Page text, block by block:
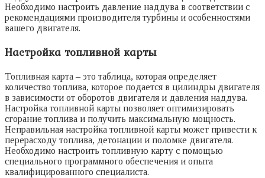
Необходимо настроить давление наддува в соответствии с
рекомендациями производителя турбины и особенностями
вашего двигателя.
Настройка топливной карты
Топливная карта – это таблица, которая определяет
количество топлива, которое подается в цилиндры двигателя
в зависимости от оборотов двигателя и давления наддува.
Настройка топливной карты позволяет оптимизировать
сгорание топлива и получить максимальную мощность.
Неправильная настройка топливной карты может привести к
перерасходу топлива, детонации и поломке двигателя.
Необходимо настроить топливную карту с помощью
специального программного обеспечения и опыта
квалифицированного специалиста.